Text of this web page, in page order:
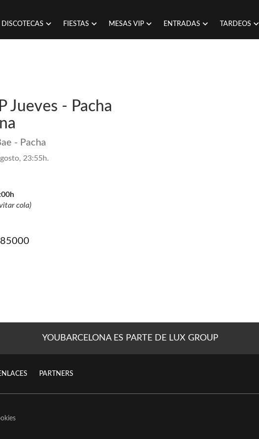
DISCOTECAS FIESTAS MESAS VIP ENTRADAS TARDEOS
Jueves - Pacha
- Pacha
23:55h.
cola)
YOUBARCELONA ES PARTE DE LUX GROUP
PARTNERS